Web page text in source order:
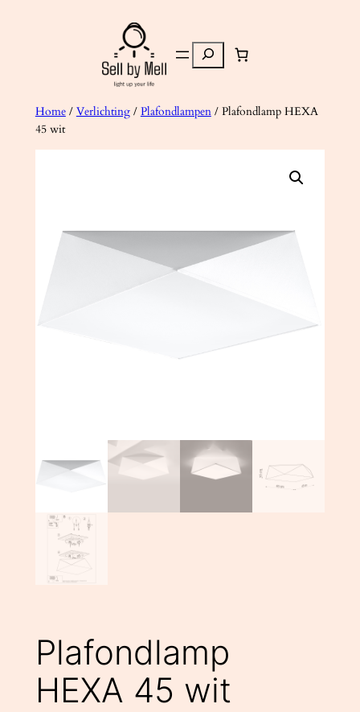
Zoeken
Home/ Verlichting/ Plafondlampen/ Plafondlamp HEXA
45 wit
Plafondlamp
HEXA 45 wit